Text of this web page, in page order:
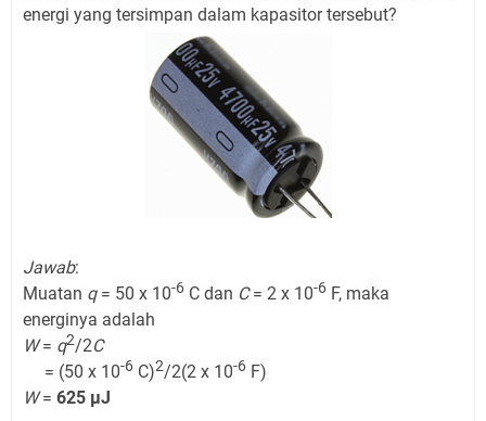
energi yang tersimpan dalam kapasitor tersebut?
Jawab:
Muatan q= 50 x 10-6 C dan C= 2 x 10-6 F, maka
energinya adalah
W= q2/2C
= (50 x 10-6 C)2/2(2 x 10-6 F)
W= 625 μJ